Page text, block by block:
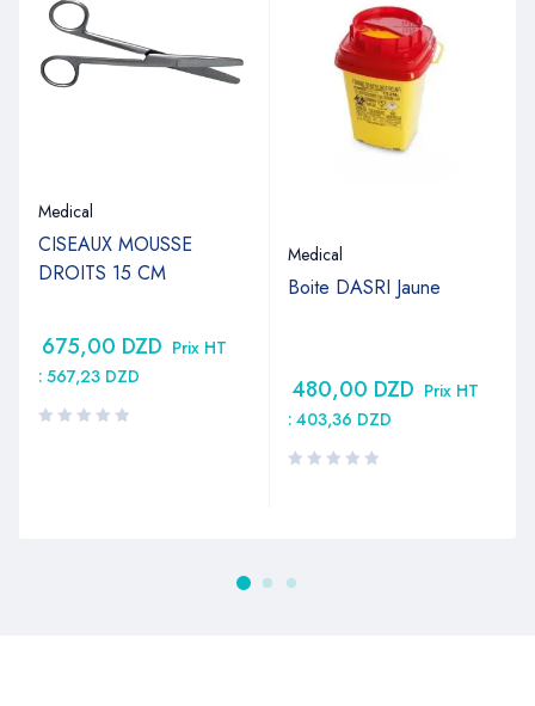
Medical
CISEAUX MOUSSE
DROITS 15 CM
675,00 DZD Prix HT
: 567,23 DZD
Medical
Boite DASRI Jaune
480,00 DZD Prix HT
: 403,36 DZD